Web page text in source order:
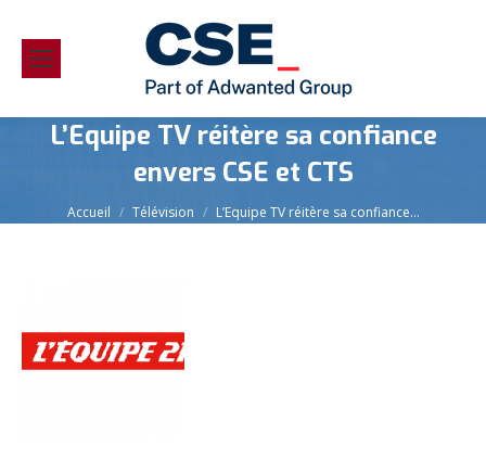
L’Equipe TV réitère sa confiance
envers CSE et CTS
Vous êtes ici :
Accueil Télévision L’Equipe TV réitère sa confiance…